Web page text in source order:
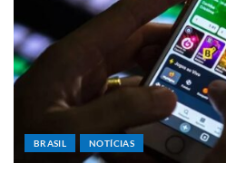
BRASIL NOTÍCIAS